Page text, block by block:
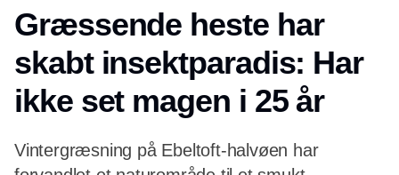
Græssende heste har
skabt insektparadis: Har
ikke set magen i 25 år
Vintergræsning på Ebeltoft-halvøen har